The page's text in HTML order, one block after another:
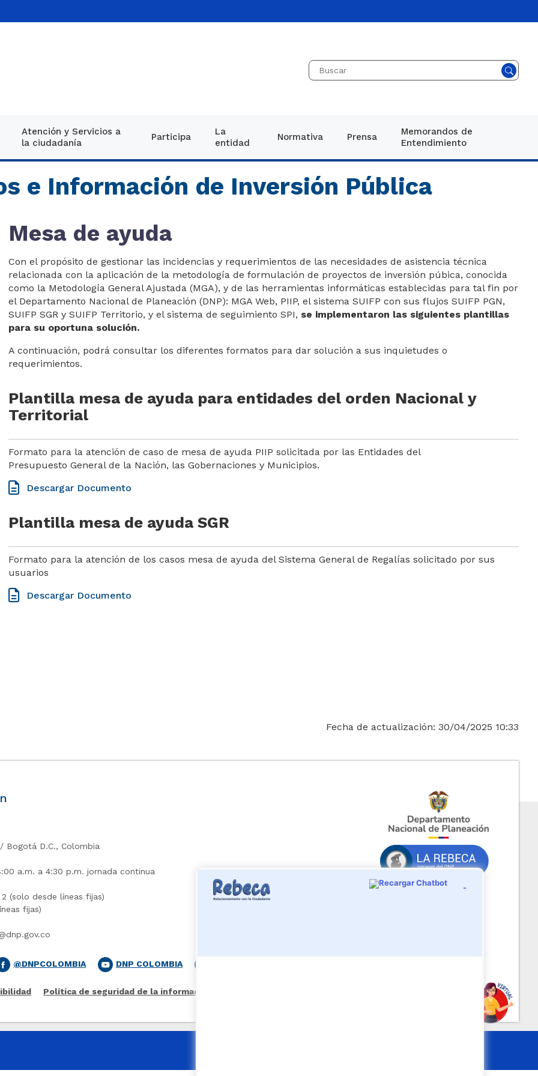
-
Atención y Servicios a
la ciudadanía
Participa
La
entidad
Información general
Planeación y gestión institucional
Código de integridad
Organigrama
Normativa
26 de mayo 2015
Leyes Plan Nacional de Desarrollo y
estructura DNP
Sistema General de Regalías
Decreto único comentado SGR
Prensa
Pódcast
Eventos
Planeación y Desarrollo
Memorandos de
Entendimiento
e Información de Inversión Pública
Mesa de ayuda
​​​​​​​​​​​​​Con el propósito de gestionar las incidencias y requerimientos de las necesidades de asistencia técnica
relacionada con la aplicación de la metodología de formulación de proyectos de inversión púbica, conocida
como la Metodología General Ajustada (MGA), y de las herramientas informáticas establecidas para tal fin por
el Departamento Nacional de Planeación (DNP): MGA Web, PIIP, el sistema SUIFP con sus flujos SUIFP PGN,
SUIFP SGR y SUIFP Territorio, y el sistema de seguimiento SPI, se implementaron las siguientes plantillas
para su oportuna solución.
A continuación, podrá consultar los diferentes formatos para dar solución a sus inquietudes o
requerimientos.
Plantilla mesa de ayuda para entidades del orden Nacional y
Territorial​​​
Formato para la atención de caso de mesa de ayuda PIIP solicitada por las Entidades del
Presupuesto General de la Nación, las Gobernaciones y Municipios.
Descargar Documento
Plantilla mesa de ayuda SGR
Formato para la atención de los casos mesa de ayuda del Sistema General de Regalías solicitado por sus
usuarios
Descargar Documento
Fecha de actualización: 30/04/2025 10:33
Bogotá D.C., Colombia
a.m. a 4:30 p.m. jornada continua
(solo ​desde líneas fijas​)​
fijas)
@DNPCOLOMBIA DNP COLOMBIA
Política de seguridad de la información​